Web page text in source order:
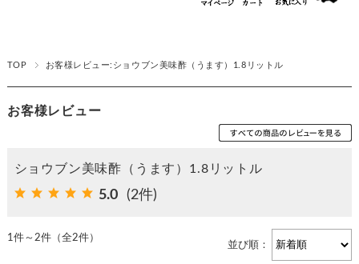
TOP お客様レビュー:ショウブン美味酢（うます）1.8リットル
お客様レビュー
ショウブン美味酢（うます）1.8リットル
5.0 (2件)
1件～2件（全2件）
並び順：